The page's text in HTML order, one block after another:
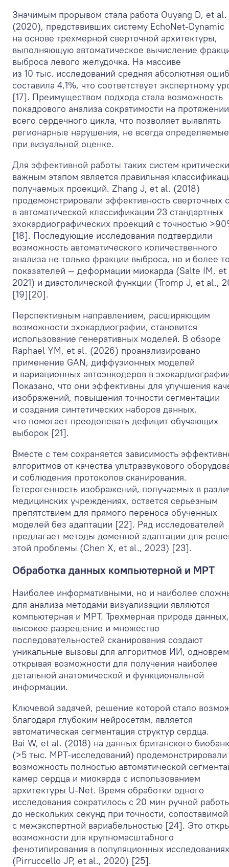
Значимым прорывом стала работа Ouyang D, et al.
(2020), представивших систему EchoNet-Dynamic
на основе трехмерной сверточной архитектуры,
выполняющую автоматическое вычисление
выброса левого желудочка. На массиве
из 10 тыс. исследований средняя абсолютная
составила 4,1%, что соответствует экспертному
[17]. Преимуществом подхода стала возможность
покадрового анализа сократимости на протяжении
всего сердечного цикла, что позволяет выявлять
регионарные нарушения, не всегда определяемые
при визуальной оценке.
Для эффективной работы таких систем критически
важным этапом является правильная
получаемых проекций. Zhang J, et al. (2018)
продемонстрировали эффективность сверточных
в автоматической классификации 23 стандартных
эхокардиографических проекций с точностью
[18]. Последующие исследования подтвердили
возможность автоматического количественного
анализа не только фракции выброса, но и более
показателей — деформации миокарда (Salte IM,
2021) и диастолической функции (Tromp J, et al.,
[19][20].
Перспективным направлением, расширяющим
возможности эхокардиографии, становится
использование генеративных моделей. В обзоре
Raphael YM, et al. (2026) проанализировано
применение GAN, диффузионных моделей
и вариационных автоэнкодеров в
Показано, что они эффективны для улучшения
изображений, повышения точности сегментации
и создания синтетических наборов данных,
что помогает преодолевать дефицит обучающих
выборок [21].
Вместе с тем сохраняется зависимость
алгоритмов от качества ультразвукового
и соблюдения протоколов сканирования.
Гетерогенность изображений, получаемых в
медицинских учреждениях, остается серьезным
препятствием для прямого переноса обученных
моделей без адаптации [22]. Ряд исследователей
предлагает методы доменной адаптации для
этой проблемы (Chen X, et al., 2023) [23].
Обработка данных компьютерной и МРТ
Наиболее информативными, но и наиболее
для анализа методами визуализации являются
компьютерная и МРТ. Трехмерная природа данных,
высокое разрешение и множество
последовательностей сканирования создают
уникальные вызовы для алгоритмов ИИ,
открывая возможности для получения наиболее
детальной анатомической и функциональной
информации.
Ключевой задачей, решение которой стало
благодаря глубоким нейросетям, является
автоматическая сегментация структур сердца.
Bai W, et al. (2018) на данных британского
(>5 тыс. МРТ-исследований) продемонстрировали
возможность полностью автоматической
камер сердца и миокарда с использованием
архитектуры U-Net. Время обработки одного
исследования сократилось с 20 мин ручной
до нескольких секунд при точности, сопоставимой
с межэкспертной вариабельностью [24]. Это
возможности для крупномасштабного
фенотипирования в популяционных исследованиях
(Pirruccello JP, et al., 2020) [25].